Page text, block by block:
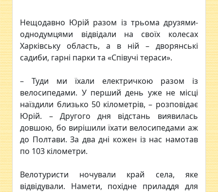
Нещодавно Юрій разом із трьома друзями-
однодумцями відвідали на своїх колесах
Харківську область, а в ній – дворянські
садиби, гарні парки та «Співучі тераси».
– Туди ми їхали електричкою разом із
велосипедами. У перший день уже не місці
наїздили близько 50 кілометрів, – розповідає
Юрій. – Другого дня відстань виявилась
довшою, бо вирішили їхати велосипедами аж
до Полтави. За два дні кожен із нас намотав
по 103 кілометри.
Велотуристи ночували край села, яке
відвідували. Намети, похідне приладдя для